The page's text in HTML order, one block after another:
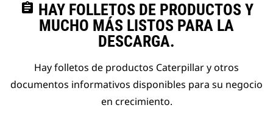
assignment HAY FOLLETOS DE PRODUCTOS Y
MUCHO MÁS LISTOS PARA LA
DESCARGA.
Hay folletos de productos Caterpillar y otros
documentos informativos disponibles para su negocio
en crecimiento.